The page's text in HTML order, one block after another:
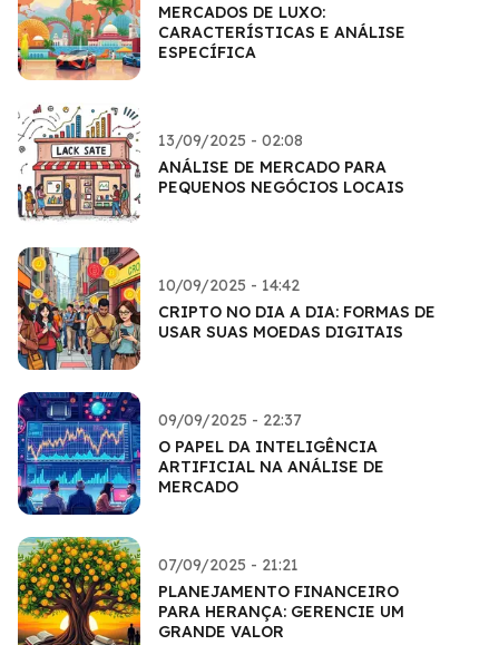
MERCADOS DE LUXO:
CARACTERÍSTICAS E ANÁLISE
ESPECÍFICA
13/09/2025 - 02:08
ANÁLISE DE MERCADO PARA
PEQUENOS NEGÓCIOS LOCAIS
10/09/2025 - 14:42
CRIPTO NO DIA A DIA: FORMAS DE
USAR SUAS MOEDAS DIGITAIS
09/09/2025 - 22:37
O PAPEL DA INTELIGÊNCIA
ARTIFICIAL NA ANÁLISE DE
MERCADO
07/09/2025 - 21:21
PLANEJAMENTO FINANCEIRO
PARA HERANÇA: GERENCIE UM
GRANDE VALOR